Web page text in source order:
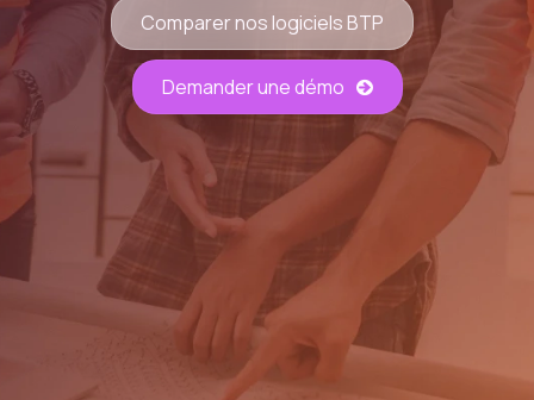
Comparer nos logiciels BTP
Demander une démo